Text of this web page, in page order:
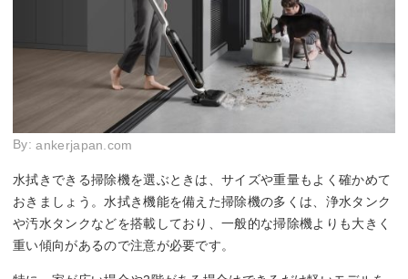
By:ankerjapan.com
水拭きできる掃除機を選ぶときは、サイズや重量もよく確かめて
おきましょう。水拭き機能を備えた掃除機の多くは、浄水タンク
や汚水タンクなどを搭載しており、一般的な掃除機よりも大きく
重い傾向があるので注意が必要です。